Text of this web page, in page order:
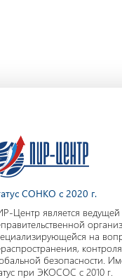
СОНКО с 2020 г.
Центр является ведущей
на
безопасности.
при ЭКОСОС с 2010 г.